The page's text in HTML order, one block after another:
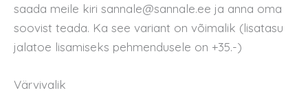
saada meile kiri sannale@sannale.ee ja anna oma
soovist teada. Ka see variant on võimalik (lisatasu
jalatoe lisamiseks pehmendusele on +35.-)
Värvivalik